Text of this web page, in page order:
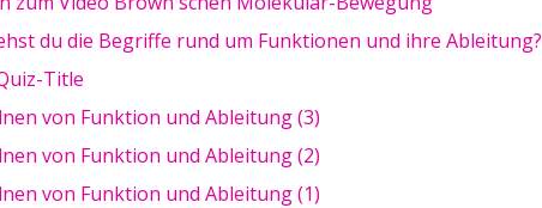
du die Begriffe rund um Funktionen und ihre Ableitung?
Title
von Funktion und Ableitung (3)
von Funktion und Ableitung (2)
von Funktion und Ableitung (1)